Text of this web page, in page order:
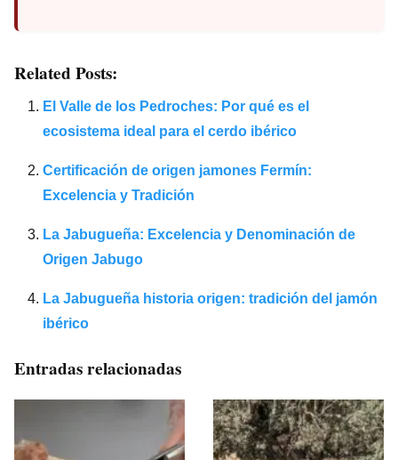
Related Posts:
El Valle de los Pedroches: Por qué es el
ecosistema ideal para el cerdo ibérico
Certificación de origen jamones Fermín:
Excelencia y Tradición
La Jabugueña: Excelencia y Denominación de
Origen Jabugo
La Jabugueña historia origen: tradición del jamón
ibérico
Entradas relacionadas